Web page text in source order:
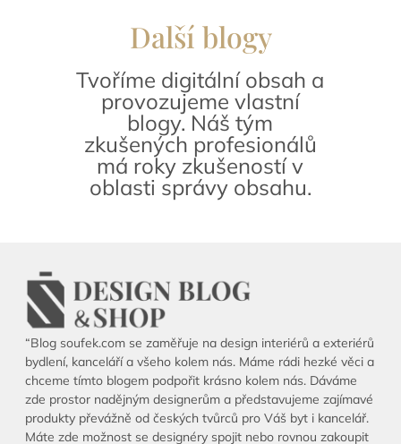
Další blogy
Tvoříme digitální obsah a
provozujeme vlastní
blogy. Náš tým
zkušených profesionálů
má roky zkušeností v
oblasti správy obsahu.
“Blog soufek.com se zaměřuje na design interiérů a exteriérů
bydlení, kanceláří a všeho kolem nás. Máme rádi hezké věci a
chceme tímto blogem podpořit krásno kolem nás. Dáváme
zde prostor nadějným designerům a představujeme zajímavé
produkty převážně od českých tvůrců pro Váš byt i kancelář.
Máte zde možnost se designéry spojit nebo rovnou zakoupit